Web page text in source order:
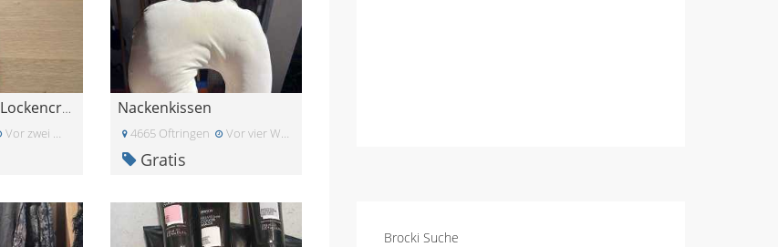
Brocki Suche
Haarprodukte Lockencreme / Haarwachs / Kopfhaut-Se
Vor zwei Wochen
Nackenkissen
4665 Oftringen Vor vier Wochen
Gratis